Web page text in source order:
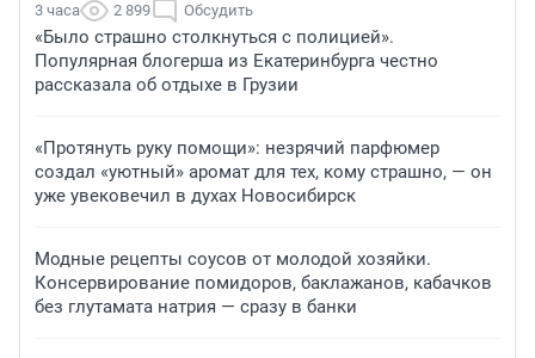
3 часа 2 899 Обсудить
«Было страшно столкнуться с полицией».
Популярная блогерша из Екатеринбурга честно
рассказала об отдыхе в Грузии
«Протянуть руку помощи»: незрячий парфюмер
создал «уютный» аромат для тех, кому страшно, — он
уже увековечил в духах Новосибирск
Модные рецепты соусов от молодой хозяйки.
Консервирование помидоров, баклажанов, кабачков
без глутамата натрия — сразу в банки